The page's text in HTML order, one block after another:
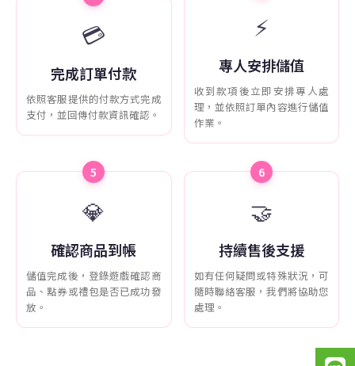
💳
完成訂單付款
依照客服提供的付款方式完成
支付，並回傳付款資訊確認。
⚡
專人安排儲值
收到款項後立即安排專人處
理，並依照訂單內容進行儲值
作業。
5
💎
確認商品到帳
儲值完成後，登錄遊戲確認商
品、點券或禮包是否已成功發
放。
6
🤝
持續售後支援
如有任何疑問或特殊狀況，可
隨時聯絡客服，我們將協助您
處理。